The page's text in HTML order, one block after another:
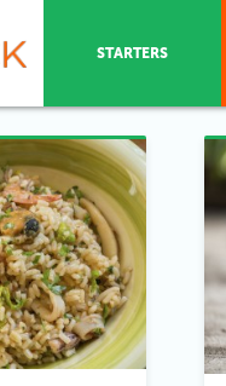
STARTERS